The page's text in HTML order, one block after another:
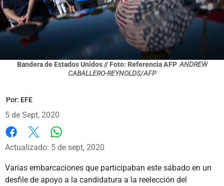
Bandera de Estados Unidos // Foto: Referencia AFP ANDREW
CABALLERO-REYNOLDS/AFP
Por: EFE
5 de Sept, 2020
Facebook
X
Actualizado: 5 de sept, 2020
Varias embarcaciones que participaban este sábado en un
desfile de apoyo a la candidatura a la reelección del